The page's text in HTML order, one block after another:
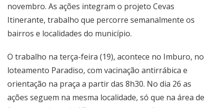
novembro. As ações integram o projeto Cevas
Itinerante, trabalho que percorre semanalmente os
bairros e localidades do município.
O trabalho na terça-feira (19), acontece no Imburo, no
loteamento Paradiso, com vacinação antirrábica e
orientação na praça a partir das 8h30. No dia 26 as
ações seguem na mesma localidade, só que na área de